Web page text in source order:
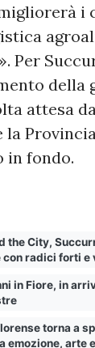
i
Per
della
attesa
la
in fondo.
the City,
con radici forti e
in Fiore, in
torna a
emozione, arte